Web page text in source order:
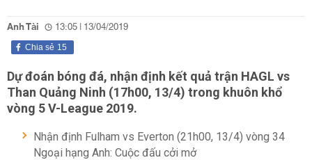
Anh Tài 13:05 | 13/04/2019
15
Chia sẻ
Dự đoán bóng đá, nhận định kết quả trận HAGL vs
Than Quảng Ninh (17h00, 13/4) trong khuôn khổ
vòng 5 V-League 2019.
Nhận định Fulham vs Everton (21h00, 13/4) vòng 34
Ngoại hạng Anh: Cuộc đấu cởi mở